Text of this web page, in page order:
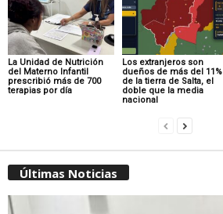
La Unidad de Nutrición
del Materno Infantil
prescribió más de 700
terapias por día
Los extranjeros son
dueños de más del 11%
de la tierra de Salta, el
doble que la media
nacional
Últimas Noticias